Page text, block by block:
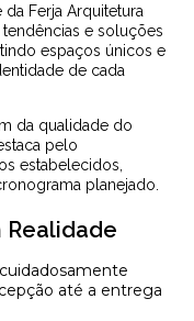
e soluções
espaços únicos e
de cada
pelo
estabelecidos,
planejado.
Realidade
até a entrega